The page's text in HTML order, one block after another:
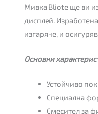
Мивка Bliote ще ви
дисплей.
изгаряне, и
Основни
Устойчиво
Специална
Смесител за